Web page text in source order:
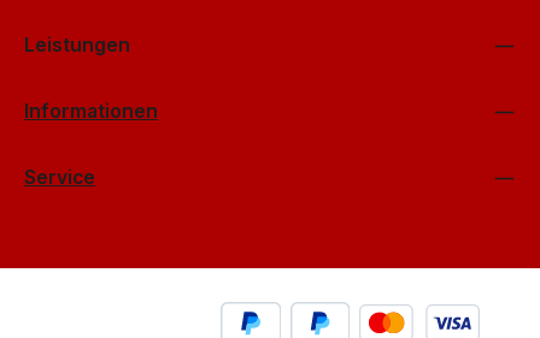
Leistungen
Informationen
Service